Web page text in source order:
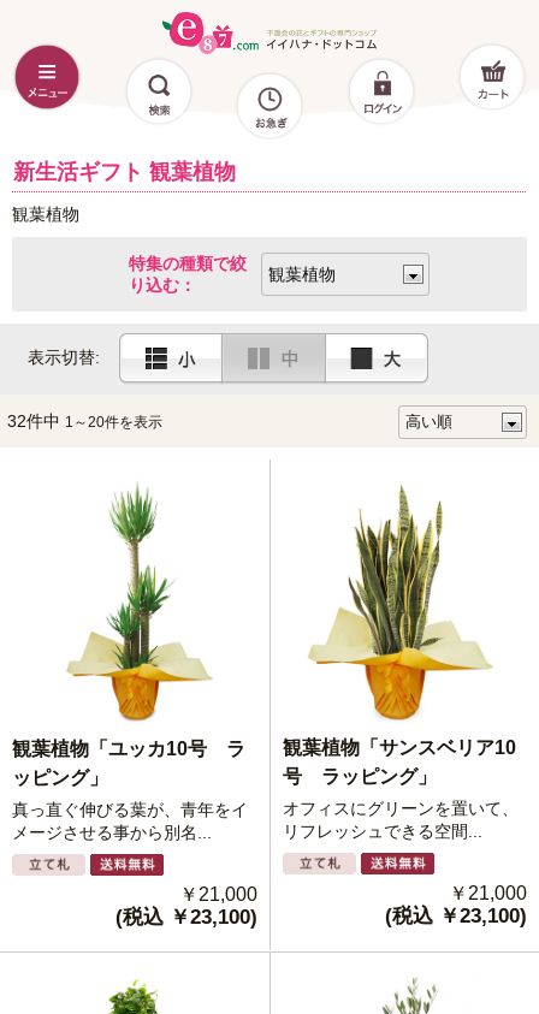
新生活ギフト 観葉植物
観葉植物
特集の種類で絞
り込む：
表示切替:
32件中 1～20件を表示
観葉植物「ユッカ10号 ラ
ッピング」
真っ直ぐ伸びる葉が、青年をイ
メージさせる事から別名...
￥21,000
(税込 ￥23,100)
観葉植物「サンスベリア10
号 ラッピング」
オフィスにグリーンを置いて、
リフレッシュできる空間...
￥21,000
(税込 ￥23,100)